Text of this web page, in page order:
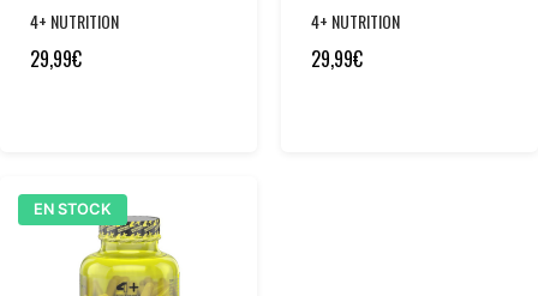
4+ NUTRITION
29,99€
4+ NUTRITION
29,99€
EN STOCK